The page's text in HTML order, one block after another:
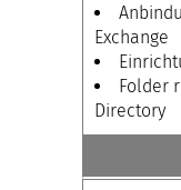
Exchange
Folder
Directory